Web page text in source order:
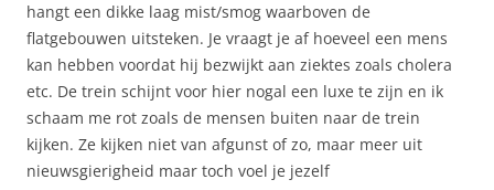
hangt een dikke laag mist/smog waarboven de
flatgebouwen uitsteken. Je vraagt je af hoeveel een mens
kan hebben voordat hij bezwijkt aan ziektes zoals cholera
etc. De trein schijnt voor hier nogal een luxe te zijn en ik
schaam me rot zoals de mensen buiten naar de trein
kijken. Ze kijken niet van afgunst of zo, maar meer uit
nieuwsgierigheid maar toch voel je jezelf